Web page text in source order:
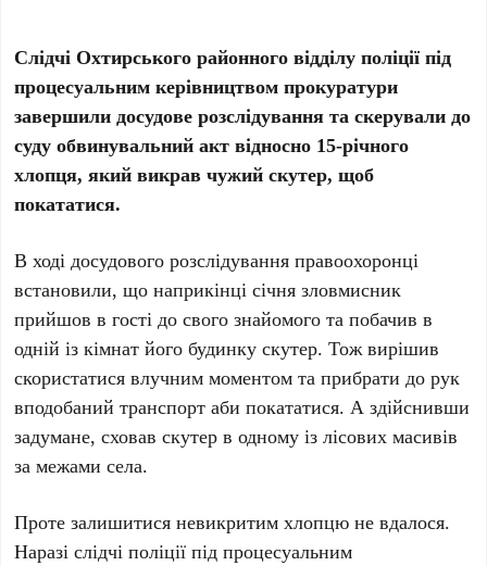
Слідчі Охтирського районного відділу поліції під
процесуальним керівництвом прокуратури
завершили досудове розслідування та скерували до
суду обвинувальний акт відносно 15-річного
хлопця, який викрав чужий скутер, щоб
покататися.
В ході досудового розслідування правоохоронці
встановили, що наприкінці січня зловмисник
прийшов в гості до свого знайомого та побачив в
одній із кімнат його будинку скутер. Тож вирішив
скористатися влучним моментом та прибрати до рук
вподобаний транспорт аби покататися. А здійснивши
задумане, сховав скутер в одному із лісових масивів
за межами села.
Проте залишитися невикритим хлопцю не вдалося.
Наразі слідчі поліції під процесуальним